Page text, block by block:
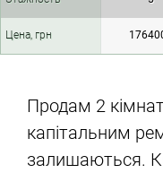
Цена, грн
Продам 2
капітальним
залишаються.